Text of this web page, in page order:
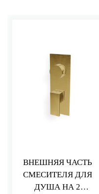
ВНЕШНЯЯ ЧАСТЬ
СМЕСИТЕЛЯ ДЛЯ
ДУША НА 2